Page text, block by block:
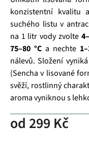
od 299 Kč
konzistentní
suchého listu v
na 1 litr vody zvolte
75–80 °C a nechte
nálevů. Složení
(Sencha v lisované
svěží, rostlinný
aroma vyniknou s